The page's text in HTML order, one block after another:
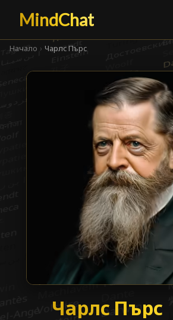
MindChat
Начало › Чарлс Пърс
Чарлс Пърс
Чарлс Пърс